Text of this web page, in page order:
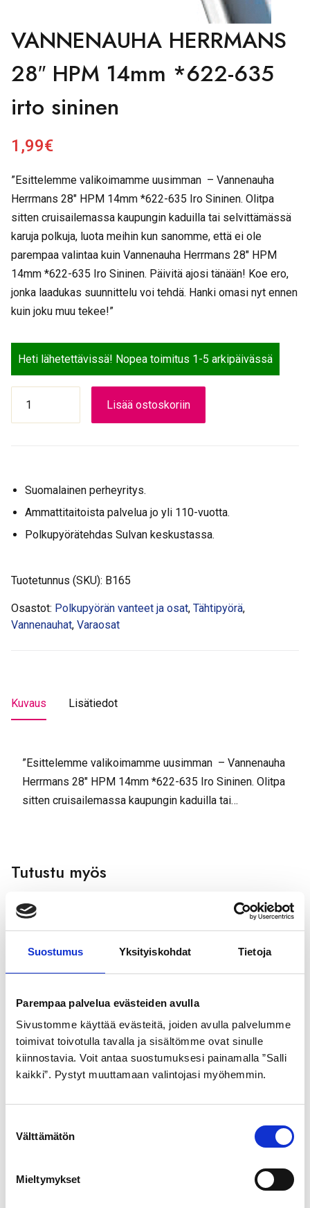
Suostumus Yksityiskohdat Tietoja
Parempaa palvelua evästeiden avulla
Sivustomme käyttää evästeitä, joiden avulla palvelumme
toimivat toivotulla tavalla ja sisältömme ovat sinulle
kiinnostavia. Voit antaa suostumuksesi painamalla ”Salli
kaikki”. Pystyt muuttamaan valintojasi myöhemmin.
Välttämätön
Mieltymykset
VANNENAUHA HERRMANS
28″ HPM 14mm *622-635
irto sininen
1,99€
”Esittelemme valikoimamme uusimman – Vannenauha
Herrmans 28″ HPM 14mm *622-635 Iro Sininen. Olitpa
sitten cruisailemassa kaupungin kaduilla tai selvittämässä
karuja polkuja, luota meihin kun sanomme, että ei ole
parempaa valintaa kuin Vannenauha Herrmans 28″ HPM
14mm *622-635 Iro Sininen. Päivitä ajosi tänään! Koe ero,
jonka laadukas suunnittelu voi tehdä. Hanki omasi nyt ennen
kuin joku muu tekee!”
Heti lähetettävissä! Nopea toimitus 1-5 arkipäivässä
HERRMANS
28"
635
irto
sininen
Lisää ostoskoriin
Suomalainen perheyritys.
Ammattitaitoista palvelua jo yli 110-vuotta.
Polkupyörätehdas Sulvan keskustassa.
Tuotetunnus (SKU): B165
Osastot: Polkupyörän vanteet ja osat, Tähtipyörä,
Vannenauhat, Varaosat
Kuvaus Lisätiedot
”Esittelemme valikoimamme uusimman – Vannenauha
Herrmans 28″ HPM 14mm *622-635 Iro Sininen. Olitpa
sitten cruisailemassa kaupungin kaduilla tai…
Tutustu myös
GOLDEN BOY
ULKORENGAS 44-484
HARMAA SR 120
21,99€
SCHWALBE
ULKORENGAS 42-622
MUSTA LAND CRUISER
pistosuojattu